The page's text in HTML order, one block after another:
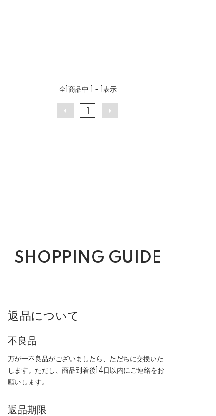
全1 商品中 1 - 1 表示
SHOPPING GUIDE
返品について
不良品
万が一不良品がございましたら、ただちに交換いた
します。ただし、商品到着後14日以内にご連絡をお
願いします。
返品期限